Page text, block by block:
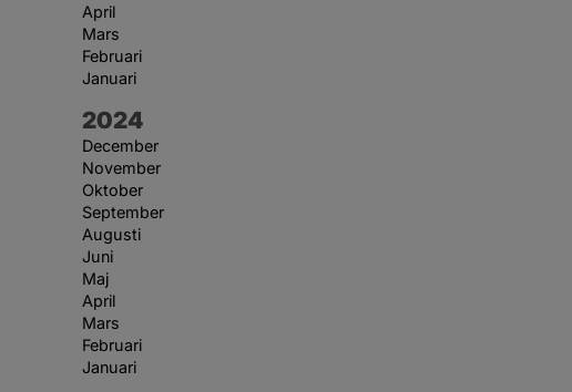
April
Mars
Februari
Januari
År:
2024
December
November
Oktober
September
Augusti
Juni
Maj
April
Mars
Februari
Januari